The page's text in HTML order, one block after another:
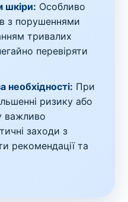
шкіри: Особливо
з порушеннями
тривалих
перевіряти
необхідності: При
ризику або
важливо
заходи з
рекомендації та